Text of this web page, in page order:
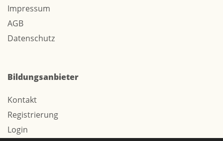
Impressum
AGB
Datenschutz
Bildungsanbieter
Kontakt
Registrierung
Login